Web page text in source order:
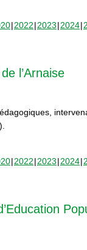
2022 2023 2024
l’Arnaise
2022 2023 2024